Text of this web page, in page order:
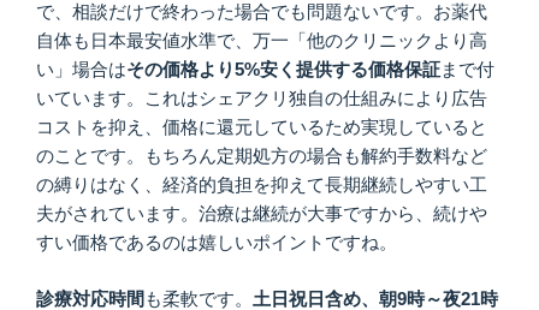
で、相談だけで終わった場合でも問題ないです。お薬代
自体も日本最安値水準で、万一「他のクリニックより高
い」場合はその価格より5%安く提供する価格保証まで付
いています。これはシェアクリ独自の仕組みにより広告
コストを抑え、価格に還元しているため実現していると
のことです。もちろん定期処方の場合も解約手数料など
の縛りはなく、経済的負担を抑えて長期継続しやすい工
夫がされています。治療は継続が大事ですから、続けや
すい価格であるのは嬉しいポイントですね。
診療対応時間 も柔軟です。 土日祝日含め、朝9時～夜21時